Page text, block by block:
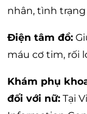
nhân, tình
Điện tâm đồ:
máu cơ tim, rối
Khám phụ
đối với nữ: Tại